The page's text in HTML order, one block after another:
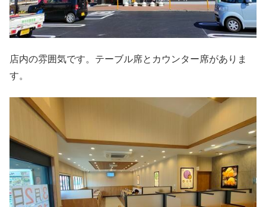
店内の雰囲気です。テーブル席とカウンター席がありま
す。